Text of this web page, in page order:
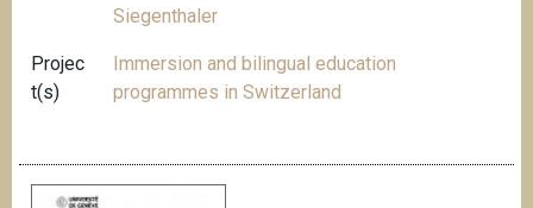
Siegenthaler
Projec
t(s)
Immersion and bilingual education
programmes in Switzerland